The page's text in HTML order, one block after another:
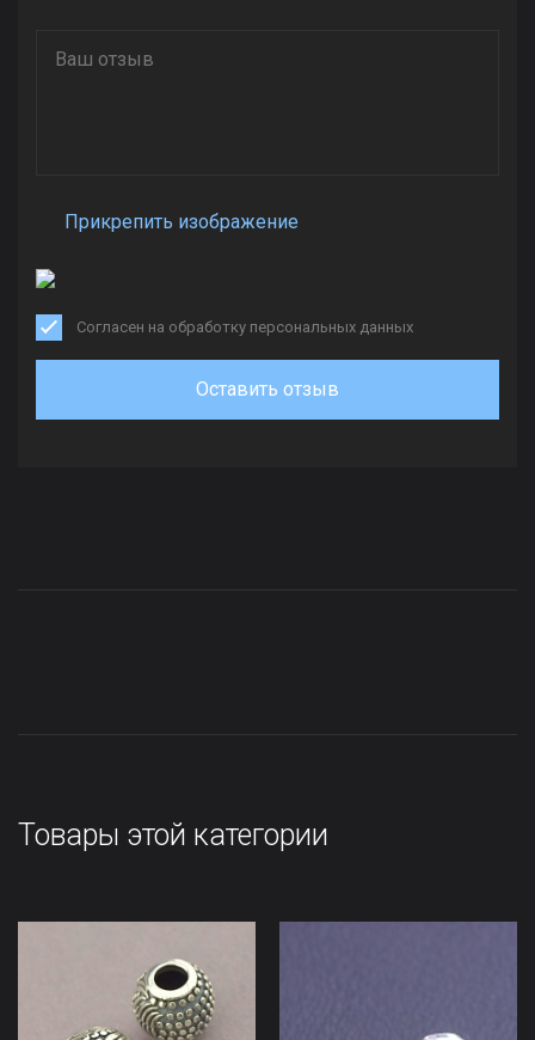
Прикрепить изображение
Согласен на обработку персональных данных
Оставить отзыв
Товары этой категории